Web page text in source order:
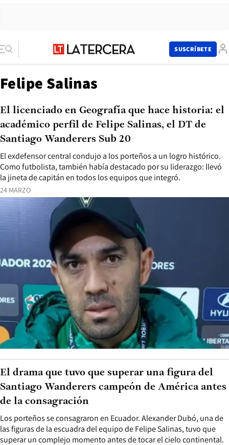
SUSCRÍBETE
Felipe Salinas
24 MARZO
El exdefensor central condujo a los porteños a un logro histórico.
Como futbolista, también había destacado por su liderazgo: llevó
la jineta de capitán en todos los equipos que integró.
El licenciado en Geografía que hace historia: el
académico perfil de Felipe Salinas, el DT de
Santiago Wanderers Sub 20
Los porteños se consagraron en Ecuador. Alexander Dubó, una de
las figuras de la escuadra del equipo de Felipe Salinas, tuvo que
superar un complejo momento antes de tocar el cielo continental.
El drama que tuvo que superar una figura del
Santiago Wanderers campeón de América antes
de la consagración